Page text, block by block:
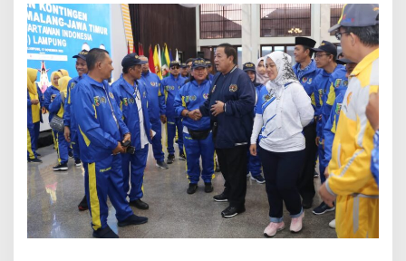
e
n
P
W
I
L
a
m
p
u
n
g
M
e
n